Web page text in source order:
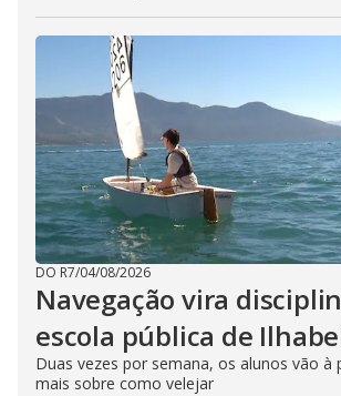
DO R7/04/08/2026
Navegação vira
escola pública de
Duas vezes por semana, os alunos vão à
mais sobre como velejar